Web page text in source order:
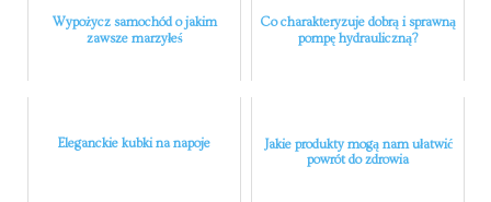
Wypożycz samochód o jakim
zawsze marzyłeś
Co charakteryzuje dobrą i sprawną
pompę hydrauliczną?
Eleganckie kubki na napoje
Jakie produkty mogą nam ułatwić
powrót do zdrowia